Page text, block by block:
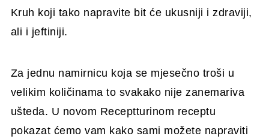
Kruh koji tako napravite bit će ukusniji i zdraviji,
ali i jeftiniji.
Za jednu namirnicu koja se mjesečno troši u
velikim količinama to svakako nije zanemariva
ušteda. U novom Receptturinom receptu
pokazat ćemo vam kako sami možete napraviti